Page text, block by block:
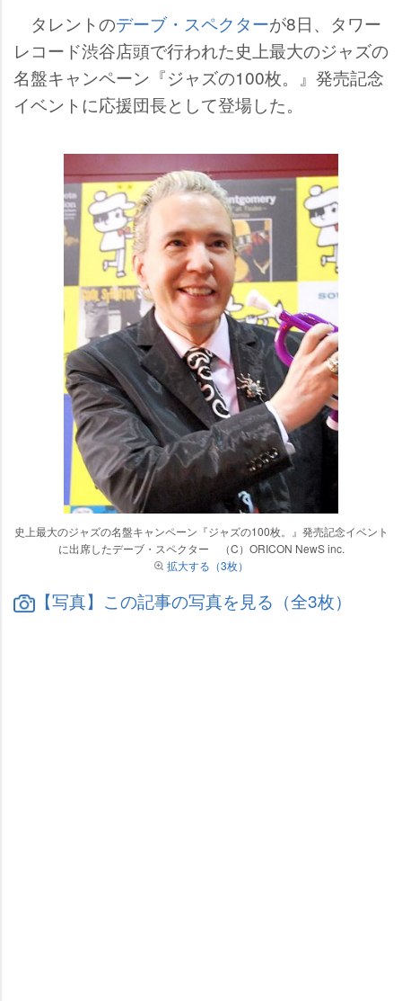
タレントのデーブ・スペクターが8日、タワー
レコード渋谷店頭で行われた史上最大のジャズの
名盤キャンペーン『ジャズの100枚。』発売記念
イベントに応援団長として登場した。
史上最大のジャズの名盤キャンペーン『ジャズの100枚。』発売記念イベント
に出席したデーブ・スペクター （C）ORICON NewS inc.
拡大する（3枚）
【写真】この記事の写真を見る（全3枚）